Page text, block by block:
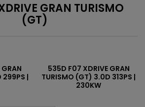
GRAN TURISMO
(GT)
299PS |
535D F07 XDRIVE GRAN
TURISMO (GT) 3.0D 313PS |
230KW